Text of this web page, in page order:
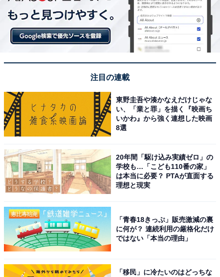
注目の連載
東野圭吾や湊かなえだけじゃな
い、「業と罪」を描く『映画ち
いかわ』から強く連想した映画
8選
20年間「駆け込み実績ゼロ」の
学校も…「こども110番の家」
は本当に必要？ PTAが直面する
理想と現実
「青春18きっぷ」販売激減の裏
に何が？ 連続利用の厳格化だけ
ではない「本当の理由」
「移民」に冷たいのはどっちな